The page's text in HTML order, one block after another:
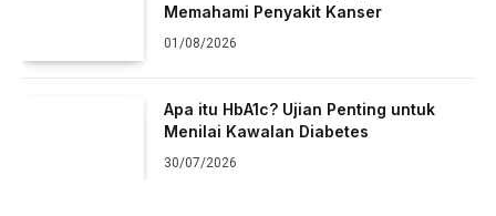
Memahami Penyakit Kanser
01/08/2026
Apa itu HbA1c? Ujian Penting untuk
Menilai Kawalan Diabetes
30/07/2026